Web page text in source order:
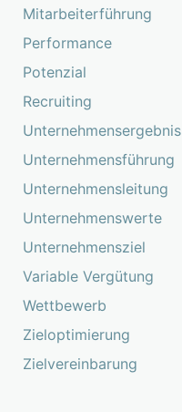
Mitarbeiterführung
Performance
Potenzial
Recruiting
Unternehmensergebnis
Unternehmensführung
Unternehmensleitung
Unternehmenswerte
Unternehmensziel
Variable Vergütung
Wettbewerb
Zieloptimierung
Zielvereinbarung